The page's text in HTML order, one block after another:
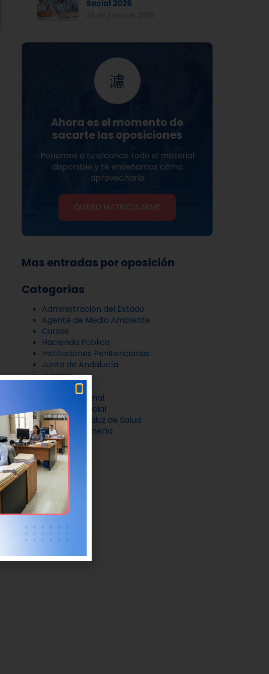
Social 2026
Ahora es el momento de
sacarte las oposiciones
Ponemos a tu alcance todo el material
disponible y te enseñamos cómo
aprovecharlo
QUIERO MATRICULARME
Mas entradas por oposición
Categorías
Administración del Estado
Agente de Medio Ambiente
Cursos
Hacienda Pública
Instituciones Penitenciarias
Junta de Andalucía
Justicia
Policía Nacional
Seguridad Social
Servicio Andaluz de Salud
Tropa y Marinería